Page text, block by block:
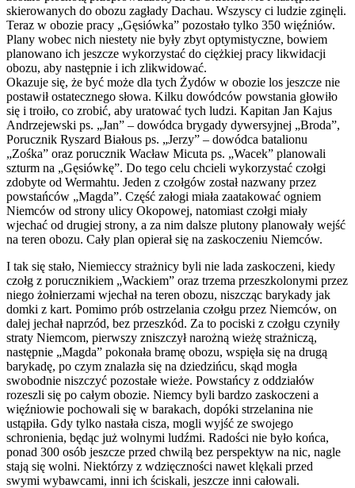
skierowanych do obozu zagłady Dachau. Wszyscy ci ludzie zginęli.
Teraz w obozie pracy „Gęsiówka” pozostało tylko 350 więźniów.
Plany wobec nich niestety nie były zbyt optymistyczne, bowiem
planowano ich jeszcze wykorzystać do ciężkiej pracy likwidacji
obozu, aby następnie i ich zlikwidować.
Okazuje się, że być może dla tych Żydów w obozie los jeszcze nie
postawił ostatecznego słowa. Kilku dowódców powstania głowiło
się i troiło, co zrobić, aby uratować tych ludzi. Kapitan Jan Kajus
Andrzejewski ps. „Jan” – dowódca brygady dywersyjnej „Broda”,
Porucznik Ryszard Białous ps. „Jerzy” – dowódca batalionu
„Zośka” oraz porucznik Wacław Micuta ps. „Wacek” planowali
szturm na „Gęsiówkę”. Do tego celu chcieli wykorzystać czołgi
zdobyte od Wermahtu. Jeden z czołgów został nazwany przez
powstańców „Magda”. Część załogi miała zaatakować ogniem
Niemców od strony ulicy Okopowej, natomiast czołgi miały
wjechać od drugiej strony, a za nim dalsze plutony planowały wejść
na teren obozu. Cały plan opierał się na zaskoczeniu Niemców.
I tak się stało, Niemieccy strażnicy byli nie lada zaskoczeni, kiedy
czołg z porucznikiem „Wackiem” oraz trzema przeszkolonymi przez
niego żołnierzami wjechał na teren obozu, niszcząc barykady jak
domki z kart. Pomimo prób ostrzelania czołgu przez Niemców, on
dalej jechał naprzód, bez przeszkód. Za to pociski z czołgu czyniły
straty Niemcom, pierwszy zniszczył narożną wieżę strażniczą,
następnie „Magda” pokonała bramę obozu, wspięła się na drugą
barykadę, po czym znalazła się na dziedzińcu, skąd mogła
swobodnie niszczyć pozostałe wieże. Powstańcy z oddziałów
rozeszli się po całym obozie. Niemcy byli bardzo zaskoczeni a
więźniowie pochowali się w barakach, dopóki strzelanina nie
ustąpiła. Gdy tylko nastała cisza, mogli wyjść ze swojego
schronienia, będąc już wolnymi ludźmi. Radości nie było końca,
ponad 300 osób jeszcze przed chwilą bez perspektyw na nic, nagle
stają się wolni. Niektórzy z wdzięczności nawet klękali przed
swymi wybawcami, inni ich ściskali, jeszcze inni całowali.